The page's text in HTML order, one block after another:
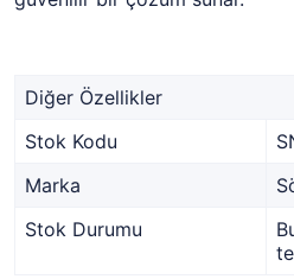
Diğer Özellikler
Stok Kodu
Marka
Stok Durumu